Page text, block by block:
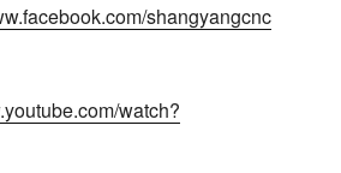
shangyangcnc
watch?